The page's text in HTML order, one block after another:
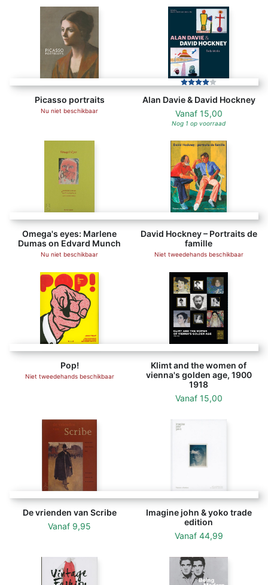
Picasso portraits
Nu niet beschikbaar
Alan Davie & David Hockney
Vanaf 15,00
Nog 1 op voorraad
Omega's eyes: Marlene
Dumas on Edvard Munch
Nu niet beschikbaar
David Hockney – Portraits de
famille
Niet tweedehands beschikbaar
Pop!
Niet tweedehands beschikbaar
Klimt and the women of
vienna's golden age, 1900
1918
Vanaf 15,00
De vrienden van Scribe
Vanaf 9,95
Imagine john & yoko trade
edition
Vanaf 44,99